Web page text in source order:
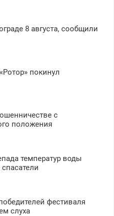
8 августа, сообщили
покинул
с
положения
температур воды
фестиваля
слуха